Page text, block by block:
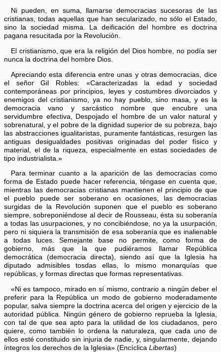
Ni pueden, en suma, llamarse democracias sucesoras de las
cristianas, todas aquellas que han secularizado, no sólo el Estado,
sino la sociedad misma. La deificación del hombre es doctrina
pagana resucitada por la Revolución.
El cristianismo, que era la religión del Dios hombre, no podía ser
nunca la doctrina del hombre Dios.
Apreciando esta diferencia entre unas y otras democracias, dice
el señor Gil Robles: «Caracterizadas la edad y sociedad
contemporáneas por principios, leyes y costumbres divorciados y
enemigos del cristianismo, ya no hay pueblo, sino masa, y es la
democracia vano y sarcástico nombre que encubre una
servidumbre efectiva, Despojado el hombre de un valor natural y
sobrenatural, y el pobre de la dignidad superior de su pobreza, bajo
las abstracciones igualitaristas, puramente fantásticas, resurgen las
antiguas desigualdades positivas originadas del poder físico y
material, el de la riqueza, especialmente en estas sociedades de
tipo industrialista.»
Para terminar cuanto a la aparición de las democracias como
forma de Estado puede hacer referencia, téngase en cuenta que,
mientras las democracias cristianas mantienen el principio de que
el pueblo puede ser soberano en ocasiones, las democracias
surgidas de la Revolución suponen que el pueblo es soberano
siempre, sobreponiéndose al decir de Rousseau, ésta su soberanía
a todas las usurpaciones, y no concibiéndose, no ya la usurpación,
pero ni siquiera la transmisión de esa soberanía que es inalienable
a todas luces. Semejante base no permite, como forma de
gobierno, más que la que pudiéramos llamar República
democrática (democracia directa), siendo así que la Iglesia ha
diputado admisibles tosdas ellas, lo mismo monarquías que
repúblicas, y formas directas que formas representativas.
«Ni es tampoco, mirado en sí mismo, contrario a ningún deber el
preferir para la República un modo de gobierno moderadamente
popular, salva siempre la doctrina acerca del origen y ejercicio de la
autoridad pública. Ningún género de gobierno reprueba la Iglesia,
con tal de que sea apto para la utilidad de los ciudadanos, pero
quiere, como también lo ordena la naturaleza, que cada uno de
ellos esté constituido sin injuria de nadie, y, singularmente, dejando
íntegros los derechos de la Iglesia» (EncíclicaLibertas)